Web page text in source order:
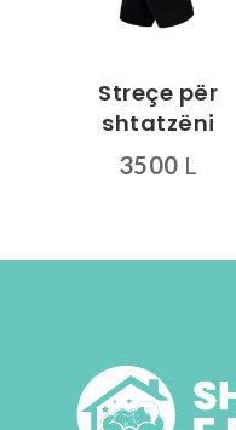
Streçe për
shtatzëni
3500 L
ka
mund